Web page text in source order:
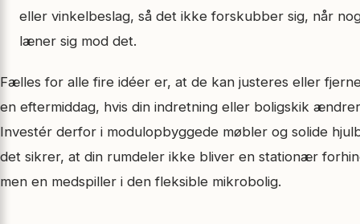
eller vinkelbeslag, så det ikke forskubber sig, når
læner sig mod det.
Fælles for alle fire idéer er, at de kan justeres eller
en eftermiddag, hvis din indretning eller boligskik
Investér derfor i modulopbyggede møbler og solide
det sikrer, at din rumdeler ikke bliver en stationær
men en medspiller i den fleksible mikrobolig.